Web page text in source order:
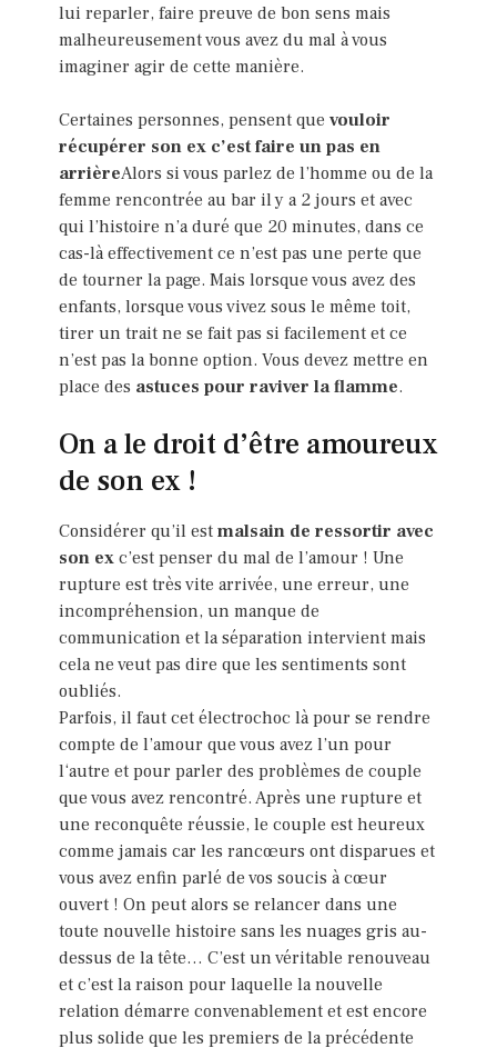
lui reparler, faire preuve de bon sens mais
malheureusement vous avez du mal à vous
imaginer agir de cette manière.
Certaines personnes, pensent que vouloir
récupérer son ex c’est faire un pas en
arrièreAlors si vous parlez de l’homme ou de la
femme rencontrée au bar il y a 2 jours et avec
qui l’histoire n’a duré que 20 minutes, dans ce
cas-là effectivement ce n’est pas une perte que
de tourner la page. Mais lorsque vous avez des
enfants, lorsque vous vivez sous le même toit,
tirer un trait ne se fait pas si facilement et ce
n’est pas la bonne option. Vous devez mettre en
place des astuces pour raviver la flamme.
On a le droit d’être amoureux
de son ex !
Considérer qu’il est malsain de ressortir avec
son exc’est penser du mal de l’amour ! Une
rupture est très vite arrivée, une erreur, une
incompréhension, un manque de
communication et la séparation intervient mais
cela ne veut pas dire que les sentiments sont
oubliés.
Parfois, il faut cet électrochoc là pour se rendre
compte de l’amour que vous avez l’un pour
l‘autre et pour parler des problèmes de couple
que vous avez rencontré. Après une rupture et
une reconquête réussie, le couple est heureux
comme jamais car les rancœurs ont disparues et
vous avez enfin parlé de vos soucis à cœur
ouvert ! On peut alors se relancer dans une
toute nouvelle histoire sans les nuages gris au-
dessus de la tête… C’est un véritable renouveau
et c’est la raison pour laquelle la nouvelle
relation démarre convenablement et est encore
plus solide que les premiers de la précédente